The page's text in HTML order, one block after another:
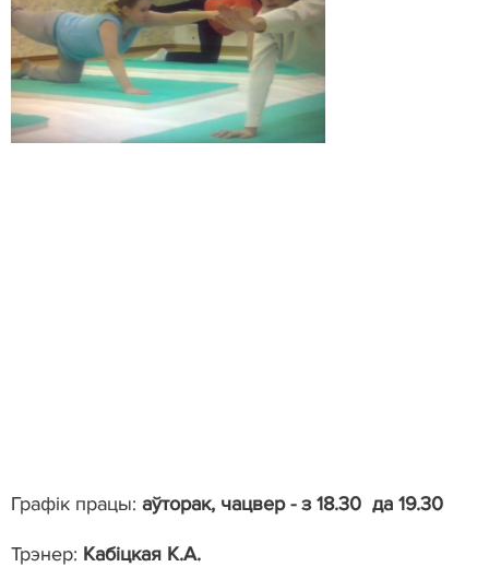
Графік працы: аўторак, чацвер - з 18.30 да 19.30
Трэнер: Кабіцкая К.А.